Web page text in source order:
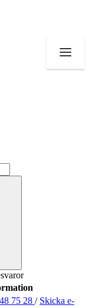
75 28 / Skicka e-